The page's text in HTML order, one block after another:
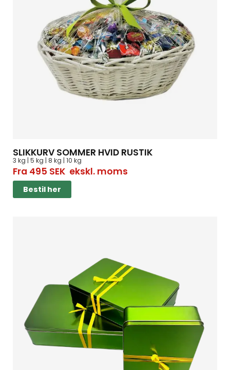
SLIKKURV SOMMER HVID RUSTIK
3 kg | 5 kg | 8 kg | 10 kg
Fra 495 SEKekskl. moms
Bestil her